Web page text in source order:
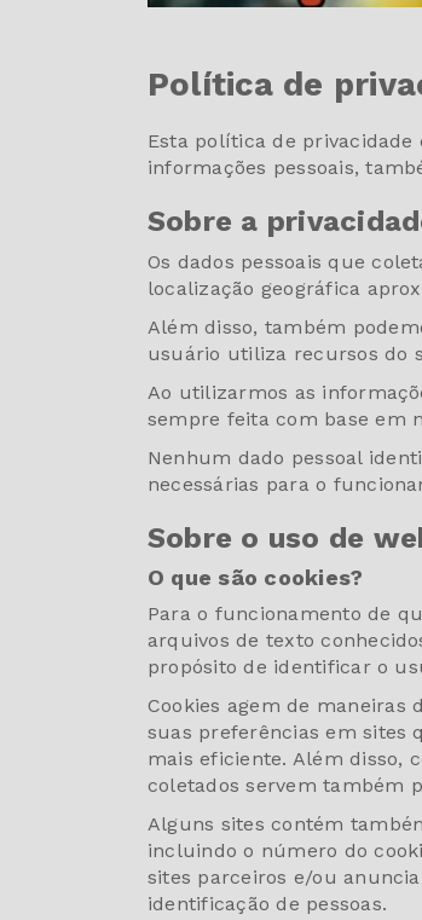
Política de
Esta política de
informações pessoais,
Sobre a
Os dados pessoais que
localização geográfica
Além disso, também
usuário utiliza recursos do
Ao utilizarmos as
sempre feita com base em
Nenhum dado pessoal
necessárias para o
Sobre o uso de
O que são cookies?
Para o funcionamento de
arquivos de texto
propósito de identificar o
Cookies agem de
suas preferências em sites
mais eficiente. Além disso,
coletados servem também
Alguns sites contém
incluindo o número do
sites parceiros e/ou
identificação de pessoas.